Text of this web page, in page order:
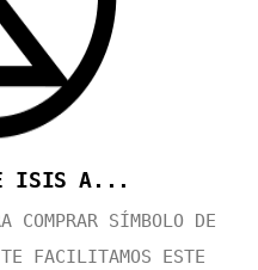
ISIS A...
COMPRAR SÍMBOLO DE
FACILITAMOS ESTE